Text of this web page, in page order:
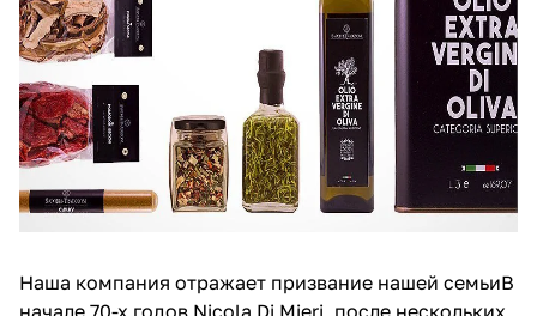
Наша компания отражает призвание нашей семьиВ
начале 70-х годов Nicola Di Mieri, после нескольких